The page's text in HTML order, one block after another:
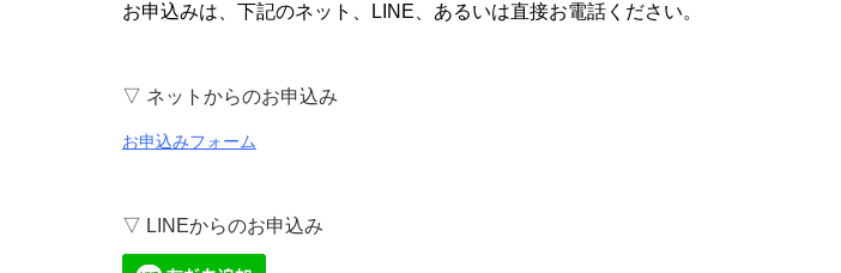
お申込みは、下記のネット、LINE、あるいは直接お電話ください。
▽ ネットからのお申込み
お申込みフォーム
▽ LINEからのお申込み